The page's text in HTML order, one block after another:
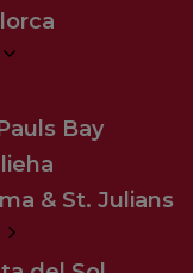
Bay
& St. Julians